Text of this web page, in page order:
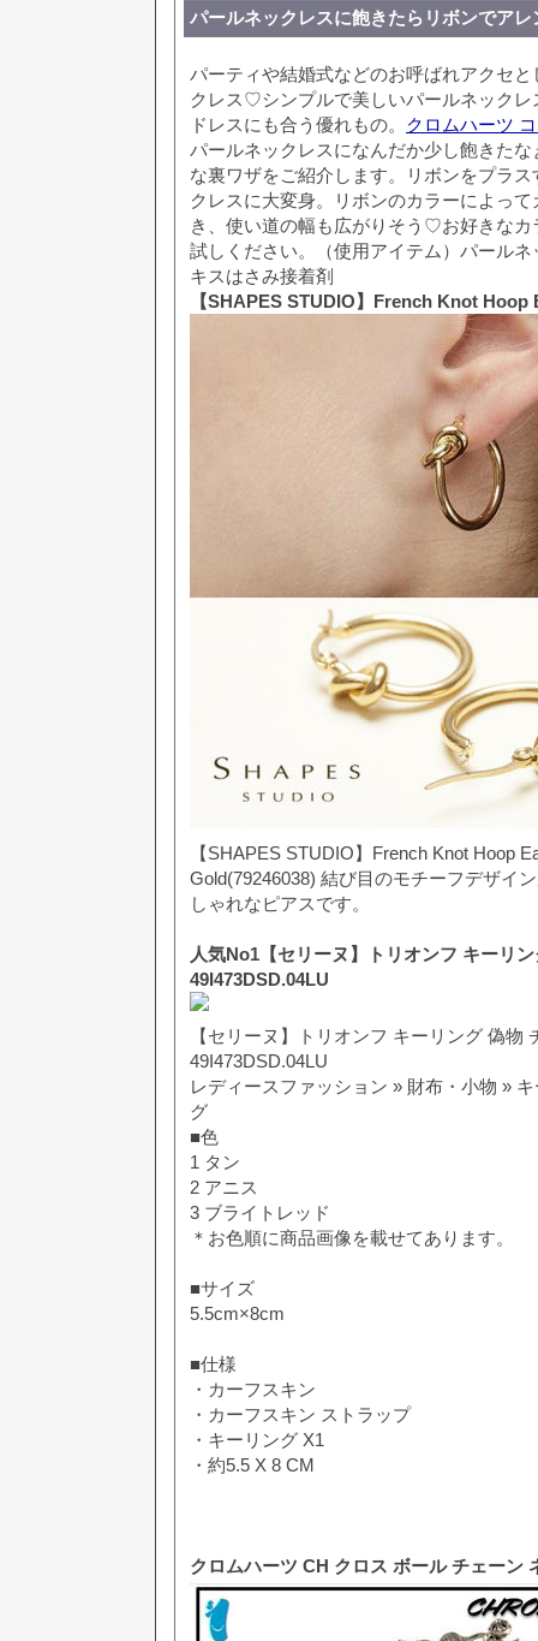
パールネックレスに飽きたらリボンでア
パーティや結婚式などのお呼ばれアクセ
クレス♡シンプルで美しいパールネックレ
ドレスにも合う優れもの。 クロムハーツ
パールネックレスになんだか少し飽きた
な裏ワザをご紹介します。リボンをプラ
クレスに大変身。リボンのカラーによっ
き、使い道の幅も広がりそう♡お好きなカ
試しください。（使用アイテム）パール
キスはさみ接着剤
【SHAPES STUDIO】French Knot
【SHAPES STUDIO】French Knot Hoop
Gold(79246038) 結び目のモチーフデザイ
しゃれなピアスです。
人気No1【セリーヌ】トリオンフ キーリ
49I473DSD.04LU
【セリーヌ】トリオンフ キーリング 偽物
49I473DSD.04LU
レディースファッション » 財布・小物 »
グ
■色
1 タン
2 アニス
3 ブライトレッド
＊お色順に商品画像を載せてあります。
■サイズ
5.5cm×8cm
■仕様
・カーフスキン
・カーフスキン ストラップ
・キーリング X1
・約5.5 X 8 CM
クロムハーツ CH クロス ボール チェーン